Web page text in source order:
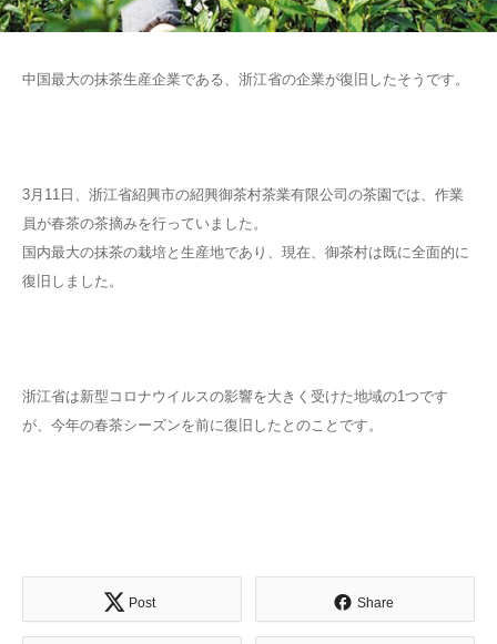
中国最大の抹茶生産企業である、浙江省の企業が復旧したそうです。
3月11日、浙江省紹興市の紹興御茶村茶業有限公司の茶園では、作業
員が春茶の茶摘みを行っていました。
国内最大の抹茶の栽培と生産地であり、現在、御茶村は既に全面的に
復旧しました。
浙江省は新型コロナウイルスの影響を大きく受けた地域の1つです
が、今年の春茶シーズンを前に復旧したとのことです。
Post Share